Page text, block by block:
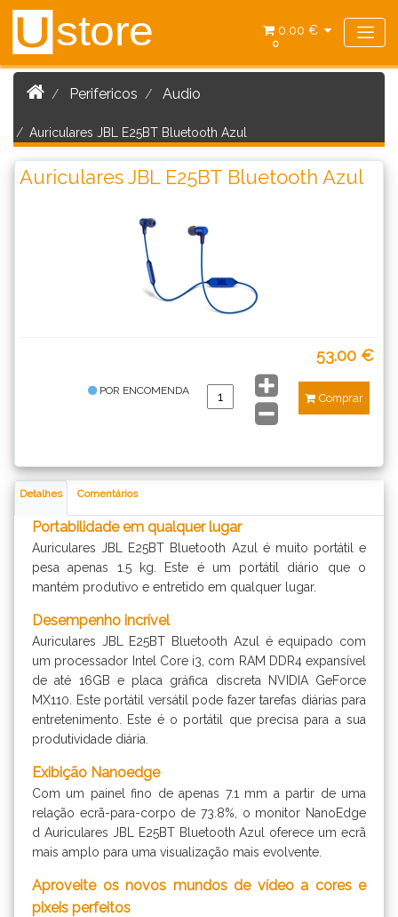
Ustore 0.00 €
0
Perifericos Audio
Auriculares JBL E25BT Bluetooth Azul
Auriculares JBL E25BT Bluetooth Azul
53.00 €
Comprar
POR ENCOMENDA
Detalhes Comentários
Portabilidade em qualquer lugar
Auriculares JBL E25BT Bluetooth Azul é muito portátil e
pesa apenas 1.5 kg. Este é um portátil diário que o
mantém produtivo e entretido em qualquer lugar.
Desempenho incrível
Auriculares JBL E25BT Bluetooth Azul é equipado com
um processador Intel Core i3, com RAM DDR4 expansível
de até 16GB e placa gráfica discreta NVIDIA GeForce
MX110. Este portátil versátil pode fazer tarefas diárias para
entretenimento. Este é o portátil que precisa para a sua
produtividade diária.
Exibição Nanoedge
Com um painel fino de apenas 7.1 mm a partir de uma
relação ecrã-para-corpo de 73.8%, o monitor NanoEdge
d Auriculares JBL E25BT Bluetooth Azul oferece um ecrã
mais amplo para uma visualização mais evolvente.
Aproveite os novos mundos de vídeo a cores e
pixeis perfeitos